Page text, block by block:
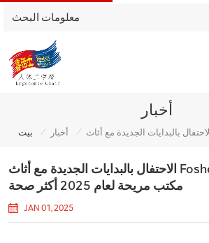
أخبار
بيت / أخبار /
الاحتفال بالبدايات الجديدة مع أثاث Foshan OFC: كراسي
مكتب مريحة لعام 2025 أكثر صحة
JAN 01, 2025